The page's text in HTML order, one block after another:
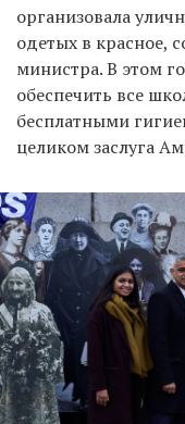
организовала
одетых в красное,
министра. В этом
обеспечить все
бесплатными
целиком заслуга